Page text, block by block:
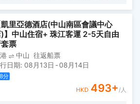
迷人景緻，處處滲透宮廷式貴族氣
有的古堡、宮廷式服務。
凱里亞德酒店(中山南區會議中心
)】中山住宿+ 珠江客運 2-5天自由
票
中山 往返船票
日期: 08月13日 -08月14日
分
HKD 493+ /人